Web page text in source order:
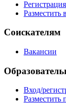
Разместить
Соискателям
Вакансии
Вход/
Разместить